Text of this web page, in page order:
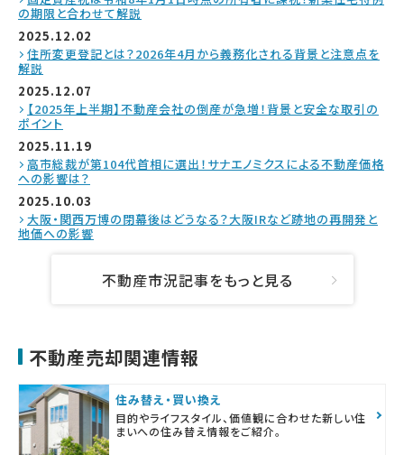
の期限と合わせて解説
2025.12.02
住所変更登記とは？2026年4月から義務化される背景と注意点を
解説
2025.12.07
【2025年上半期】不動産会社の倒産が急増！背景と安全な取引の
ポイント
2025.11.19
高市総裁が第104代首相に選出！サナエノミクスによる不動産価格
への影響は？
2025.10.03
大阪・関西万博の閉幕後はどうなる？大阪IRなど跡地の再開発と
地価への影響
不動産市況記事をもっと見る
不動産売却関連情報
住み替え・買い換え
目的やライフスタイル、価値観に合わせた新しい住
まいへの住み替え情報をご紹介。